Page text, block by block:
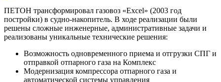
ПЕТОН трансформировал газовоз «Excel» (2003 год
постройки) в судно-накопитель. В ходе реализации были
решены сложные инженерные, административные задачи и
реализованы уникальные технические решения:
Возможность одновременного приема и отгрузки СПГ и
отправкой отпарного газа на Комплекс
Модернизация компрессора отпарного газа и
автоматической системы управления